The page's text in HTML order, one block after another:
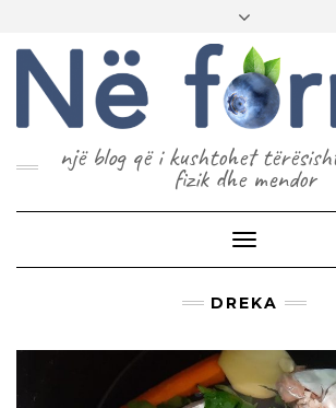
një blog që i kushtohet
fizik dhe mendor
Toggle
Navigation
DREKA